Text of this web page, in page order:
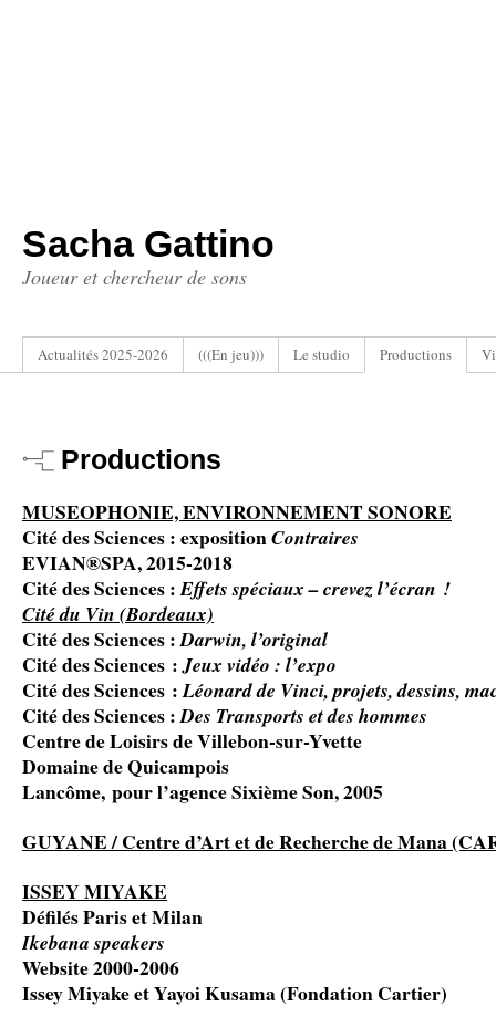
Sacha Gattino
Joueur et chercheur de sons
Actualités 2025-2026 (((En jeu))) Le studio Productions
Productions
MUSEOPHONIE, ENVIRONNEMENT SONORE
Cité des Sciences : expositionContraires
EVIAN®SPA, 2015-2018
Cité des Sciences :Effets spéciaux – crevez l’écran !
Cité du Vin (Bordeaux)
Cité des Sciences :Darwin, l’original
Cité des Sciences :Jeux vidéo : l’expo
Cité des Sciences :Léonard de Vinci, projets, dessins,
Cité des Sciences :Des Transports et des hommes
Centre de Loisirs de Villebon-sur-Yvette
Domaine de Quicampois
Lancôme, pour l’agence Sixième Son, 2005
GUYANE / Centre d’Art et de Recherche de Mana
ISSEY MIYAKE
Défilés Paris et Milan
Ikebana speakers
Website 2000-2006
Issey Miyake et Yayoi Kusama (Fondation Cartier)